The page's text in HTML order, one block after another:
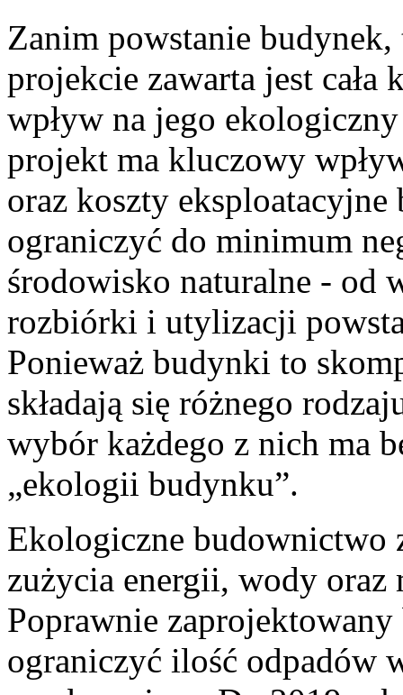
Zanim powstanie
projekcie zawarta jest
wpływ na jego
projekt ma kluczowy
oraz koszty
ograniczyć do minimum
środowisko naturalne - od
rozbiórki i utylizacji
Ponieważ budynki to
składają się różnego
wybór każdego z nich ma
„ekologii budynku”.
Ekologiczne budownictwo
zużycia energii, wody oraz
Poprawnie
ograniczyć ilość odpadów